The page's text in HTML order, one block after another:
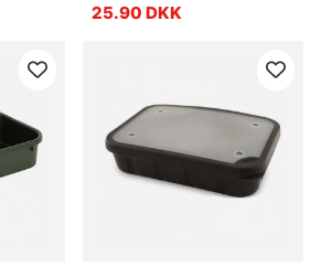
25.90 DKK